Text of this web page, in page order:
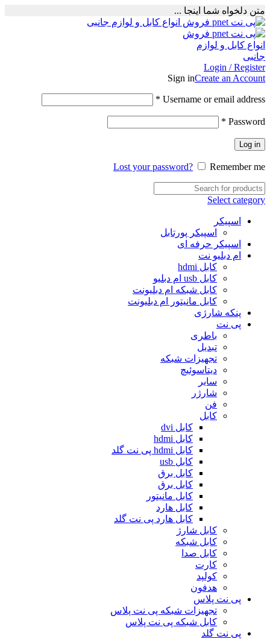
متن دلخواه شما اینجا ...
Login / Register
Sign inCreate an Account
Username or email address
*
Password
*
Log in
Lost your password? Remember me
Select category
اسپیکر
اسپیکر پورتابل
اسپیکر حرفه ای
ام دبلیو نت
کابل hdmi
کابل usb ام دبلیو
کابل شبکه ام دبلیونت
کابل مانیتور ام دبلیونت
پنکه شارژی
پی نت
باطری
تبدیل
تجهیزات شبکه
دیتاسوئیچ
سایر
شارژر
فن
کابل
کابل dvi
کابل hdmi
کابل hdmi پی نت گلد
کابل usb
کابل برق
کابل برق
کابل مانیتور
کابل هارد
کابل هارد پی نت گلد
کابل شارژ
کابل شبکه
کابل صدا
کارت
کولپد
هدفون
پی نت پلاس
تجهیزات شبکه پی نت پلاس
کابل شبکه پی نت پلاس
پی نت گلد